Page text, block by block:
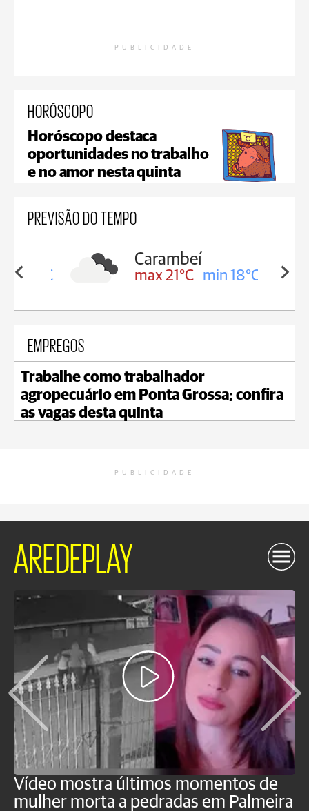
PUBLICIDADE
HORÓSCOPO
Horóscopo destaca
oportunidades no trabalho
e no amor nesta quinta
PREVISÃO DO TEMPO
19°C
Carambeí
max 21°C min 18°C
EMPREGOS
Trabalhe como trabalhador
agropecuário em Ponta Grossa; confira
as vagas desta quinta
PUBLICIDADE
AREDEPLAY
Vídeo mostra últimos momentos de
mulher morta a pedradas em Palmeira